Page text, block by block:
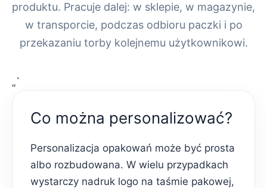
produktu. Pracuje dalej: w sklepie, w magazynie,
w transporcie, podczas odbioru paczki i po
przekazaniu torby kolejnemu użytkownikowi.
„`
Co można personalizować?
Personalizacja opakowań może być prosta
albo rozbudowana. W wielu przypadkach
wystarczy nadruk logo na taśmie pakowej,